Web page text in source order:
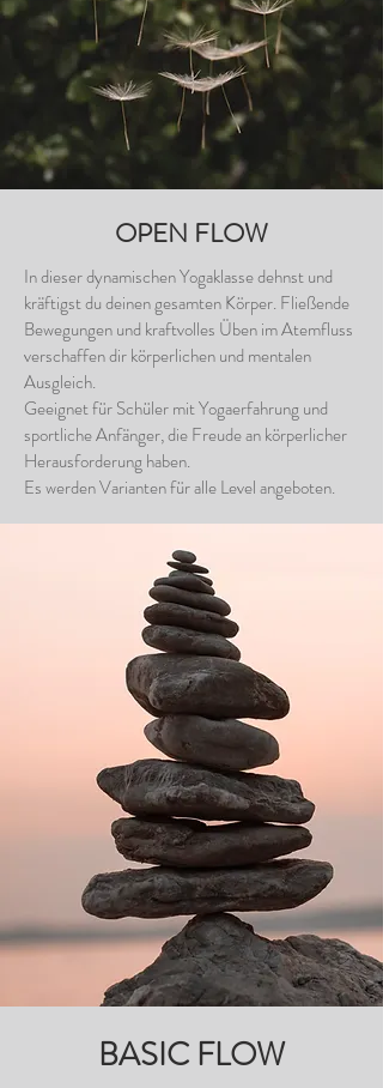
OPEN FLOW
In dieser dynamischen Yogaklasse dehnst und
kräftigst du deinen gesamten Körper. Fließende
Bewegungen und kraftvolles Üben im Atemfluss
verschaffen dir körperlichen und mentalen
Ausgleich.
Geeignet für Schüler mit Yogaerfahrung und
sportliche Anfänger, die Freude an körperlicher
Herausforderung haben.
Es werden Varianten für alle Level angeboten.
BASIC FLOW